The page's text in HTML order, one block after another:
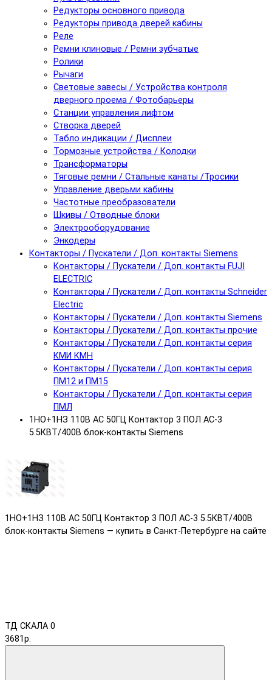
Редукторы основного привода
Редукторы привода дверей кабины
Реле
Ремни клиновые / Ремни зубчатые
Ролики
Рычаги
Световые завесы / Устройства контроля
дверного проема / Фотобарьеры
Станции управления лифтом
Створка дверей
Табло индикации / Дисплеи
Тормозные устройства / Колодки
Трансформаторы
Тяговые ремни / Стальные канаты /Тросики
Управление дверьми кабины
Частотные преобразователи
Шкивы / Отводные блоки
Электрооборудование
Энкодеры
Контакторы / Пускатели / Доп. контакты Siemens
Контакторы / Пускатели / Доп. контакты FUJI
ELECTRIC
Контакторы / Пускатели / Доп. контакты Schneider
Electric
Контакторы / Пускатели / Доп. контакты Siemens
Контакторы / Пускатели / Доп. контакты прочие
Контакторы / Пускатели / Доп. контакты серия
КМИ КМН
Контакторы / Пускатели / Доп. контакты серия
ПМ12 и ПМ15
Контакторы / Пускатели / Доп. контакты серия
ПМЛ
1НО+1НЗ 110В АС 50ГЦ Контактор 3 ПОЛ AC-3
5.5КВТ/400В блок-контакты Siemens
1НО+1НЗ 110В АС 50ГЦ Контактор 3 ПОЛ AC-3 5.5КВТ/400В
блок-контакты Siemens — купить в Санкт-Петербурге на сайте
ТД СКАЛА 0
3681р.